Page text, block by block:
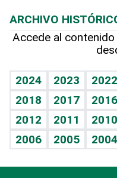
Hablando con el pediatra
Vida y familia
Eñe
Celebrando la vida
Sin complejos
En pocas palabras
Línea de hit
TBT Deportivo
Más firmas
Hecho en casa
Guía del dinero
Cumpleaños
Horóscopos
Crucigramas
ARCHIVO
Accede al
2024 2023 2022
2018
2017 2016
2012
2011 2010
2006
2005 2004